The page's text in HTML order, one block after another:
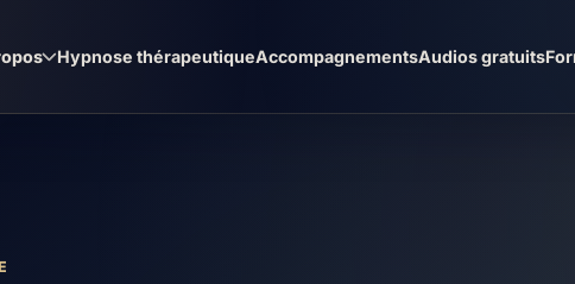
Hypnose thérapeutiqueAccompagnementsAudios gratuits